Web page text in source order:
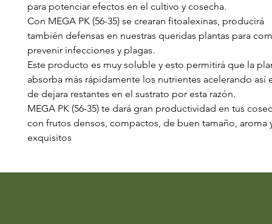
para potenciar efectos en el cultivo y cosecha.
Con MEGA PK (56-35) se crearan fitoalexinas, producirá
también defensas en nuestras queridas plantas para
prevenir infecciones y plagas.
Este producto es muy soluble y esto permitirá que la
absorba más rápidamente los nutrientes acelerando así
de dejara restantes en el sustrato por esta razón.
MEGA PK (56-35) te dará gran productividad en tus
con frutos densos, compactos, de buen tamaño, aroma
exquisitos